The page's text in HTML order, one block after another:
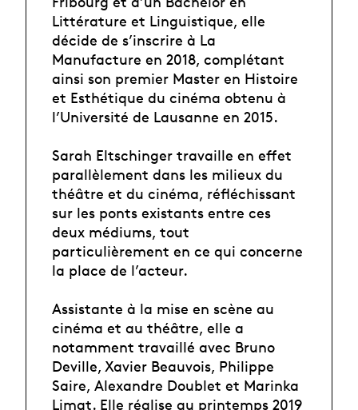
Littérature et Linguistique, elle
décide de s’inscrire à La
Manufacture en 2018, complétant
ainsi son premier Master en Histoire
et Esthétique du cinéma obtenu à
l’Université de Lausanne en 2015.
Sarah Eltschinger travaille en effet
parallèlement dans les milieux du
théâtre et du cinéma, réfléchissant
sur les ponts existants entre ces
deux médiums, tout
particulièrement en ce qui concerne
la place de l’acteur.
Assistante à la mise en scène au
cinéma et au théâtre, elle a
notamment travaillé avec Bruno
Deville, Xavier Beauvois, Philippe
Saire, Alexandre Doublet et Marinka
Limat. Elle réalise au printemps 2019